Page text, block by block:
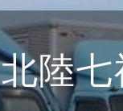
北陸